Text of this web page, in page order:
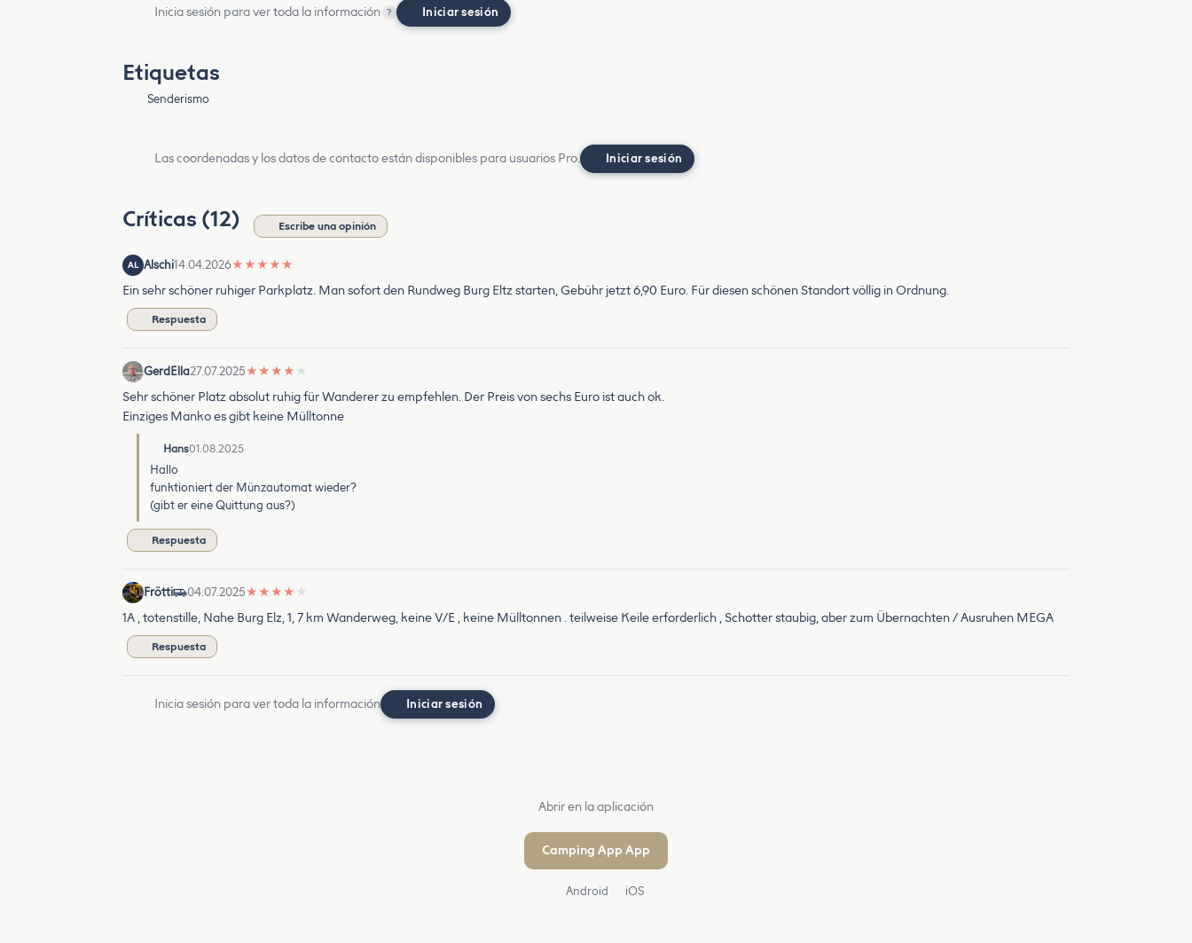
Inicia sesión para ver toda la información ? Iniciar sesión
Etiquetas
Senderismo
Las coordenadas y los datos de contacto están disponibles para usuarios Pro. Iniciar sesión
Críticas (12) Escribe una opinión
AL Alschi14.04.2026★ ★ ★ ★ ★
Ein sehr schöner ruhiger Parkplatz. Man sofort den Rundweg Burg Eltz starten, Gebühr jetzt 6,90 Euro. Für diesen schönen Standort völlig in Ordnung.
Respuesta
GerdElla27.07.2025★ ★ ★ ★ ★
Sehr schöner Platz absolut ruhig für Wanderer zu empfehlen. Der Preis von sechs Euro ist auch ok.
Einziges Manko es gibt keine Mülltonne
Hans01.08.2025
Hallo
funktioniert der Münzautomat wieder?
(gibt er eine Quittung aus?)
Respuesta
Frötti 04.07.2025★ ★ ★ ★ ★
1A , totenstille, Nahe Burg Elz, 1, 7 km Wanderweg, keine V/E , keine Mülltonnen . teilweise Keile erforderlich , Schotter staubig, aber zum Übernachten / Ausruhen MEGA
Respuesta
Inicia sesión para ver toda la información Iniciar sesión
Abrir en la aplicación
Camping App App
Android iOS